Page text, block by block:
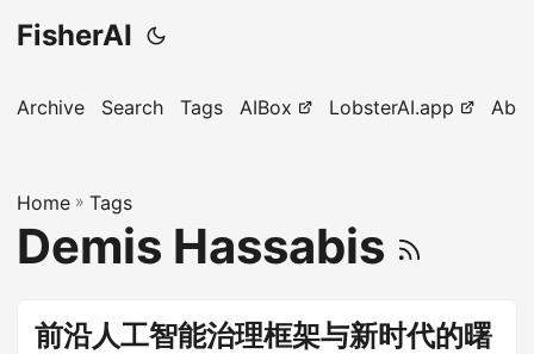
FisherAI
Archive Search Tags AIBox LobsterAI.app
Home » Tags
Demis Hassabis
前沿人工智能治理框架与新时代的曙